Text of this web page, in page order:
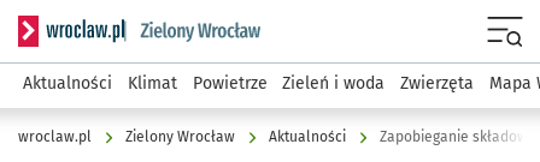
Serwis informacyjny wroclaw.pl podserwis: Środowisko we
Aktualności Klimat Powietrze Zieleń i woda Zwierzęta Mapa
wroclaw.pl Zielony Wrocław Aktualności Zapobieganie